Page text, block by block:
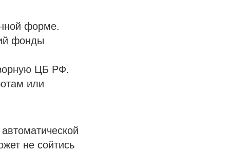
форме.
фонды
ЦБ РФ.
или
не сойтись